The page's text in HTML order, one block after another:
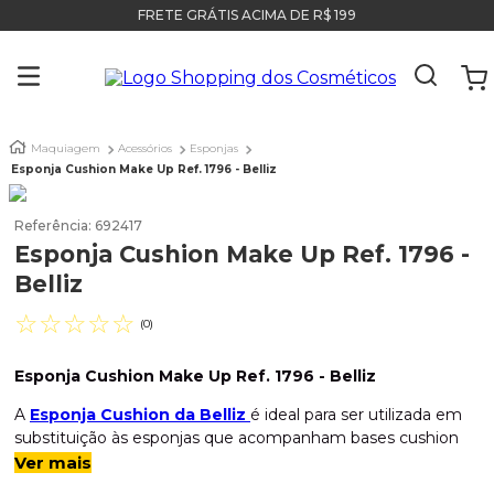
FRETE GRÁTIS ACIMA DE R$ 199
Maquiagem Acessórios
Esponjas
Esponja Cushion Make Up Ref. 1796 - Belliz
Referência: 692417
Esponja Cushion Make Up Ref. 1796 -
Belliz
☆☆☆☆☆ (0)
Esponja Cushion Make Up Ref. 1796 - Belliz
A Esponja Cushion da Belliz é ideal para ser utilizada em
substituição às esponjas que acompanham bases cushion
quando estas estiverem desgastadas. Feita em material
Ver mais